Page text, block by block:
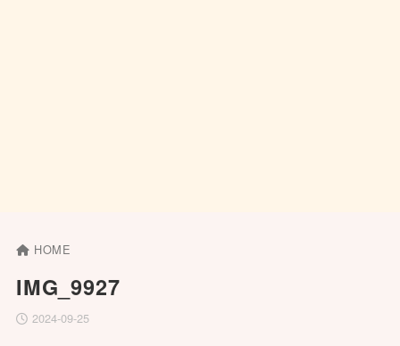
HOME
IMG_9927
2024-09-25